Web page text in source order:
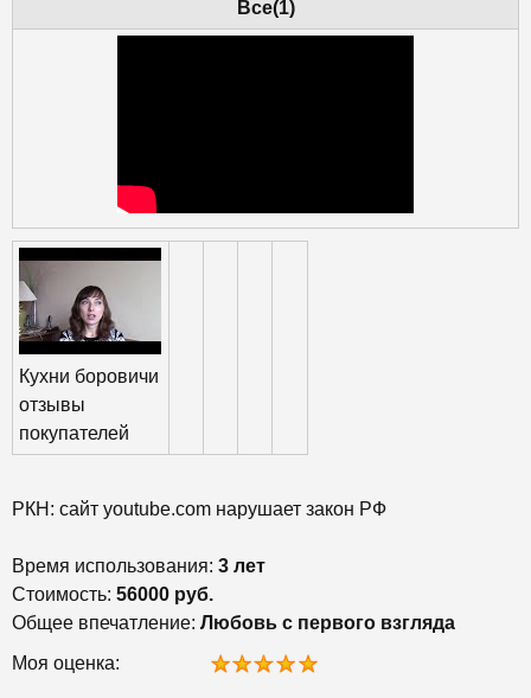
Все(1)
Кухни боровичи
отзывы
покупателей
РКН: сайт youtube.com нарушает закон РФ
Время использования: 3 лет
Стоимость: 56000 руб.
Общее впечатление: Любовь с первого взгляда
Моя оценка: